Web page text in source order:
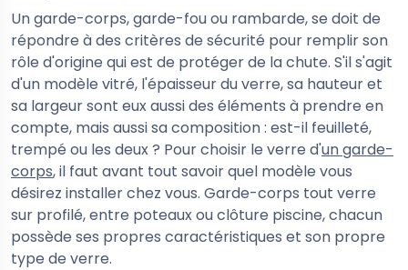
Un garde-corps, garde-fou ou rambarde, se doit de
répondre à des critères de sécurité pour remplir son
rôle d'origine qui est de protéger de la chute. S'il s'agit
d'un modèle vitré, l'épaisseur du verre, sa hauteur et
sa largeur sont eux aussi des éléments à prendre en
compte, mais aussi sa composition : est-il feuilleté,
trempé ou les deux ? Pour choisir le verre d'un garde-
corps, il faut avant tout savoir quel modèle vous
désirez installer chez vous. Garde-corps tout verre
sur profilé, entre poteaux ou clôture piscine, chacun
possède ses propres caractéristiques et son propre
type de verre.